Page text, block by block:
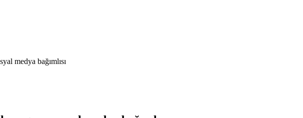
medya bağımlısı